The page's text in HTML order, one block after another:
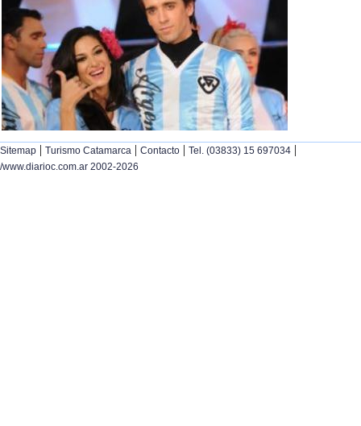
Sitemap | Turismo Catamarca | Contacto | Tel. (03833) 15 697034 |
/www.diarioc.com.ar 2002-2026